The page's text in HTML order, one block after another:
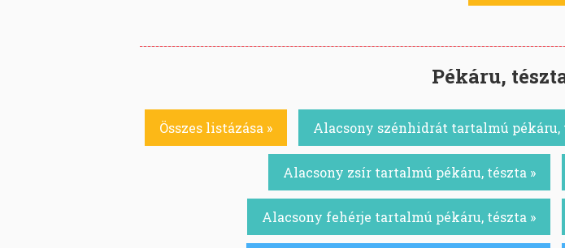
Pékáru,
Összes listázása » Alacsony szénhidrát tartalmú pékáru,
Alacsony zsír tartalmú pékáru, tészta »
Alacsony fehérje tartalmú pékáru, tészta »